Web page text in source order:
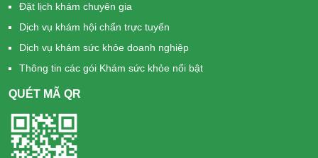
Đặt lịch khám chuyên gia
Dịch vụ khám hội chẩn trực tuyến
Dịch vụ khám sức khỏe doanh nghiệp
Thông tin các gói Khám sức khỏe nổi bật
QUÉT MÃ QR